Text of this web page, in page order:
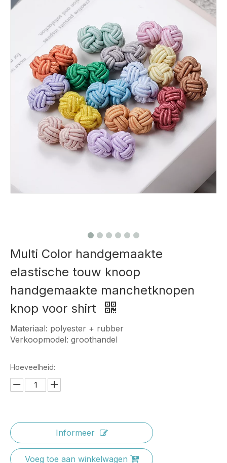
Multi Color handgemaakte
elastische touw knoop
handgemaakte manchetknopen
knop voor shirt
Materiaal: polyester + rubber
Verkoopmodel: groothandel
Hoeveelheid:
Informeer
Voeg toe aan winkelwagen